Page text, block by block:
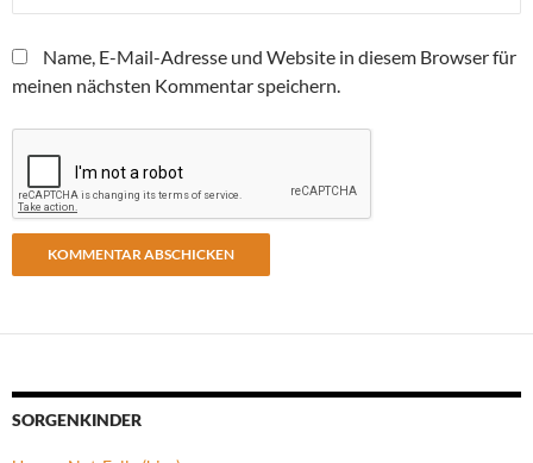
Name, E-Mail-Adresse und Website in diesem Browser für
meinen nächsten Kommentar speichern.
SORGENKINDER